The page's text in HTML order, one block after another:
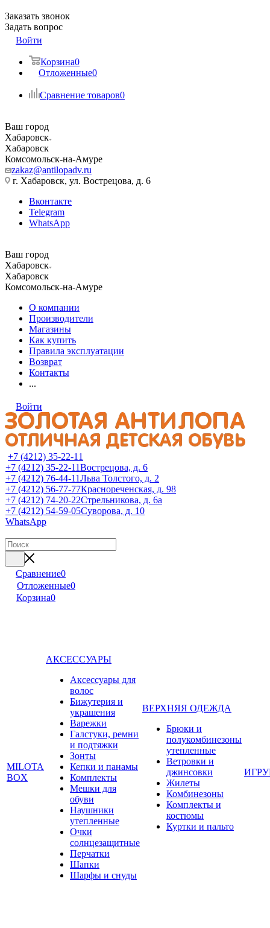
Заказать звонок
Задать вопрос
Войти
Корзина0
Отложенные0
Сравнение товаров0
Ваш город
Хабаровск
Хабаровск
Комсомольск-на-Амуре
zakaz@antilopadv.ru
г. Хабаровск, ул. Вострецова, д. 6
Вконтакте
Telegram
WhatsApp
Ваш город
Хабаровск
Хабаровск
Комсомольск-на-Амуре
О компании
Производители
Магазины
Как купить
Правила эксплуатации
Возврат
Контакты
...
Войти
+7 (4212) 35-22-11
+7 (4212) 35-22-11Вострецова, д. 6
+7 (4212) 76-44-11Льва Толстого, д. 2
+7 (4212) 56-77-77Краснореченская, д. 98
+7 (4212) 74-20-22Стрельникова, д. 6а
+7 (4212) 54-59-05Суворова, д. 10
WhatsApp
Сравнение0
Отложенные0
Корзина0
MILOTA
BOX
АКСЕССУАРЫ
Аксессуары для
волос
Бижутерия и
украшения
Варежки
Галстуки, ремни
и подтяжки
Зонты
Кепки и панамы
Комплекты
Мешки для
обуви
Наушники
утепленные
Очки
солнцезащитные
Перчатки
Шапки
Шарфы и снуды
ВЕРХНЯЯ ОДЕЖДА
Брюки и
полукомбинезоны
утепленные
Ветровки и
джинсовки
Жилеты
Комбинезоны
Комплекты и
костюмы
Куртки и пальто